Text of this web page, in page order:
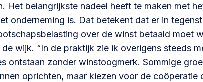
Het belangrijkste nadeel heeft te maken met
onderneming is. Dat betekent dat er in
over de winst betaald moet
wijk. “In de praktijk zie ik overigens steeds
ontstaan zonder winstoogmerk. Sommige
oprichten, maar kiezen voor de coöperatie